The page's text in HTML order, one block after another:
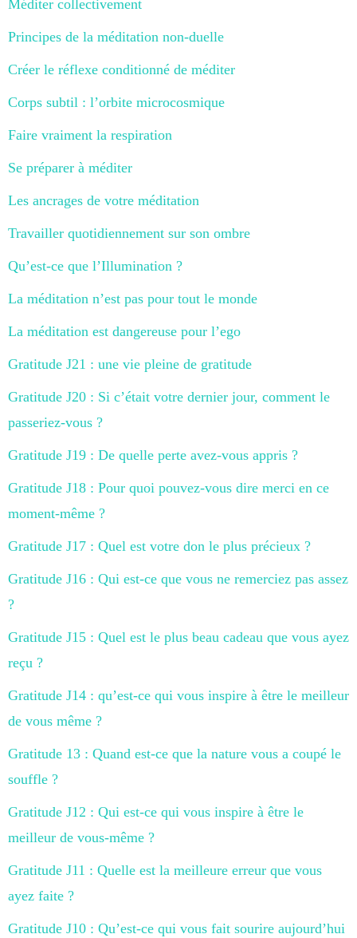
Méditer collectivement
Principes de la méditation non-duelle
Créer le réflexe conditionné de méditer
Corps subtil : l’orbite microcosmique
Faire vraiment la respiration
Se préparer à méditer
Les ancrages de votre méditation
Travailler quotidiennement sur son ombre
Qu’est-ce que l’Illumination ?
La méditation n’est pas pour tout le monde
La méditation est dangereuse pour l’ego
Gratitude J21 : une vie pleine de gratitude
Gratitude J20 : Si c’était votre dernier jour, comment le
passeriez-vous ?
Gratitude J19 : De quelle perte avez-vous appris ?
Gratitude J18 : Pour quoi pouvez-vous dire merci en ce
moment-même ?
Gratitude J17 : Quel est votre don le plus précieux ?
Gratitude J16 : Qui est-ce que vous ne remerciez pas assez
?
Gratitude J15 : Quel est le plus beau cadeau que vous ayez
reçu ?
Gratitude J14 : qu’est-ce qui vous inspire à être le meilleur
de vous même ?
Gratitude 13 : Quand est-ce que la nature vous a coupé le
souffle ?
Gratitude J12 : Qui est-ce qui vous inspire à être le
meilleur de vous-même ?
Gratitude J11 : Quelle est la meilleure erreur que vous
ayez faite ?
Gratitude J10 : Qu’est-ce qui vous fait sourire aujourd’hui